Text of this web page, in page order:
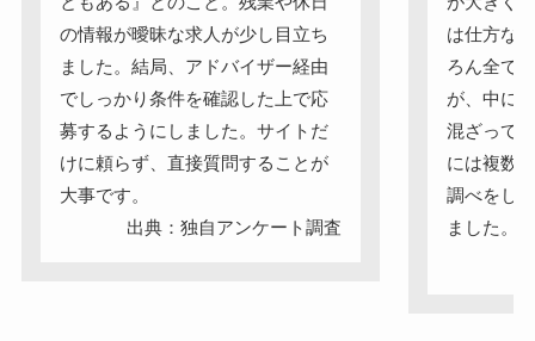
の情報が曖昧な求人が少し目立ち
ました。結局、アドバイザー経由
でしっかり条件を確認した上で応
募するようにしました。サイトだ
けに頼らず、直接質問することが
大事です。
出典：独自アンケート調査
は仕方な
ろん全て
が、中に
混ざって
には複数
調べをし
ました。